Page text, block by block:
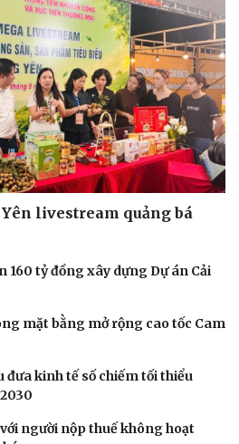
livestream quảng bá
160 tỷ đồng xây dựng Dự án Cải
mặt bằng mở rộng cao tốc Cam
đưa kinh tế số chiếm tối thiểu
người nộp thuế không hoạt